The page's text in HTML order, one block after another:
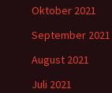
Oktober 2021
September 2021
August 2021
Juli 2021